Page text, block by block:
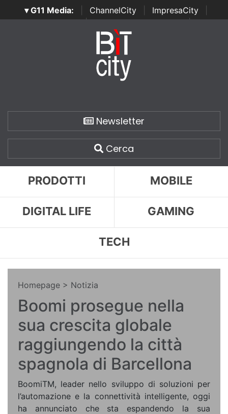
▾ G11 Media: ChannelCity ImpresaCity
SecurityOpenLab | Italian Channel Awards | Italian
Italian Security Awards
Newsletter
Cerca
PRODOTTI MOBILE
DIGITAL LIFE GAMING
TECH
Homepage > Notizia
Boomi prosegue nella
sua crescita globale
raggiungendo la città
spagnola di Barcellona
BoomiTM, leader nello sviluppo di soluzioni per
l’automazione e la connettività intelligente, oggi
ha annunciato che sta espandendo la sua